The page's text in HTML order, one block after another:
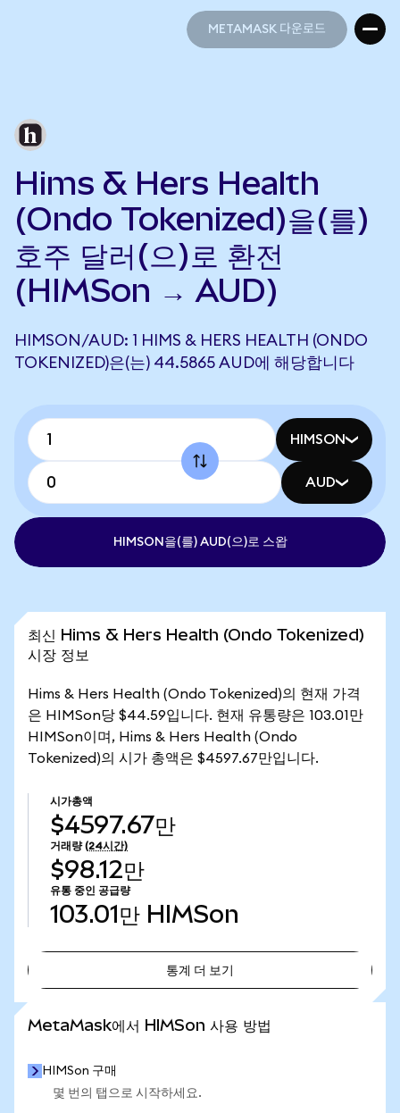
METAMASK 다운로드
Hims & Hers Health
(Ondo Tokenized)을(를)
호주 달러(으)로 환전
(HIMSon → AUD)
HIMSON/AUD: 1 HIMS & HERS HEALTH (ONDO
TOKENIZED)은(는) 44.5865 AUD에 해당합니다
HIMSON
AUD
HIMSON을(를) AUD(으)로 스왑
최신 Hims & Hers Health (Ondo Tokenized)
시장 정보
Hims & Hers Health (Ondo Tokenized)의 현재 가격
은 HIMSon당 $44.59입니다. 현재 유통량은 103.01만
HIMSon이며, Hims & Hers Health (Ondo
Tokenized)의 시가 총액은 $4597.67만입니다.
시가총액
$4597.67만
거래량 (24시간)
$98.12만
유통 중인 공급량
103.01만 HIMSon
통계 더 보기
MetaMask에서 HIMSon 사용 방법
HIMSon 구매
몇 번의 탭으로 시작하세요.